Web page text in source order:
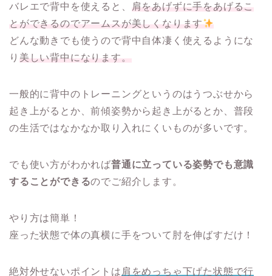
バレエで背中を使えると、
肩をあげずに手をあげるこ
とができるのでアームスが美しくなります
どんな動きでも使うので背中自体凄く使えるようにな
り 美しい背中になります。
一般的に背中のトレーニングというのはうつぶせから
起き上がるとか、前傾姿勢から起き上がるとか、普段
の生活ではなかなか取り入れにくいものが多いです。
でも使い方がわかれば普通に立っている姿勢でも意識
することができるのでご紹介します。
やり方は簡単！
座った状態で体の真横に手をついて肘を伸ばすだけ！
絶対外せないポイントは 肩をめっちゃ下げた状態で行